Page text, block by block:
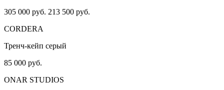
305 000 руб. 213 500 руб.
CORDERA
Тренч-кейп серый
85 000 руб.
ONAR STUDIOS